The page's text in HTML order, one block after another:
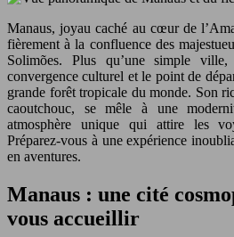
Manaus, joyau caché au cœur de
fièrement à la confluence des
Solimões. Plus qu’une simple
convergence culturel et le point de
grande forêt tropicale du monde. Son
caoutchouc, se mêle à une
atmosphère unique qui attire les
Préparez-vous à une expérience
en aventures.
Manaus : une cité
vous accueillir